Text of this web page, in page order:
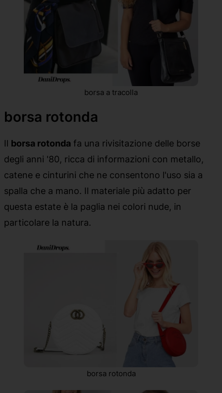
borsa a tracolla
borsa rotonda
Il borsa rotonda fa una rivisitazione delle borse
degli anni '80, ricca di informazioni con metallo,
catene e cinturini che ne consentono l'uso sia a
spalla che a mano. Il materiale più adatto per
questa estate è la paglia nei colori nude, in
particolare la natura.
borsa rotonda